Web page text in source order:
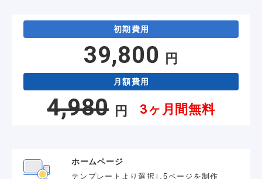
初期費用
39,800 円
月額費用
4,980 円 3ヶ月間無料
ホームページ
テンプレートより選択し5ページを制作